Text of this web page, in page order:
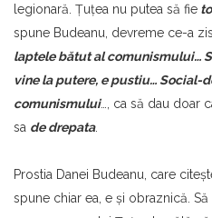
legionară. Ţuţea nu putea să fie
spune Budeanu, devreme ce-a
laptele bătut al comunismului…
vine la putere, e pustiu… Social-
comunismului…, ca să dau doar
sa de drepata.
Prostia Danei Budeanu, care
spune chiar ea, e şi obraznică.